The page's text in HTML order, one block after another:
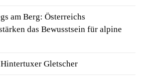
am Berg: Österreichs
das Bewusstsein für alpine
Gletscher